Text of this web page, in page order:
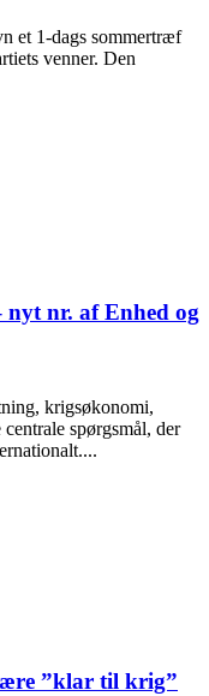
et 1-dags sommertræf
venner. Den
nr. af Enhed og
krigsøkonomi,
spørgsmål, der
”klar til krig”